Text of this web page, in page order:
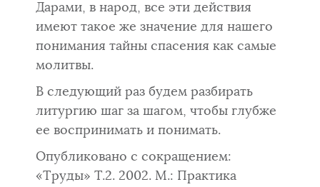
Дарами, в народ, все эти действия
имеют та­кое же значение для нашего
понимания тайны спасения как самые
молитвы.
В следующий раз будем разбирать
литургию шаг за шагом, чтобы глубже
ее воспринимать и понимать.
Опубликовано с сокращением:
«Труды» Т.2. 2002. М.: Практика